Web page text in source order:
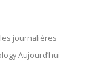
journalières
Aujourd’hui